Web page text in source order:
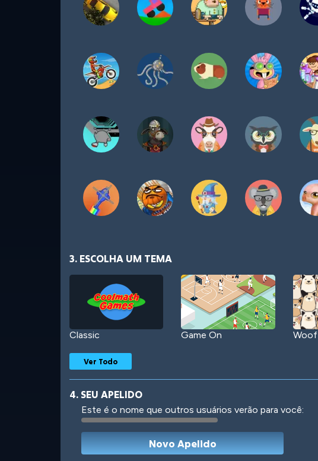
3. ESCOLHA UM TEMA
Classic Game On Woof
Robotic International
Ver Todo
4. SEU APELIDO
Este é o nome que outros usuários verão para você: